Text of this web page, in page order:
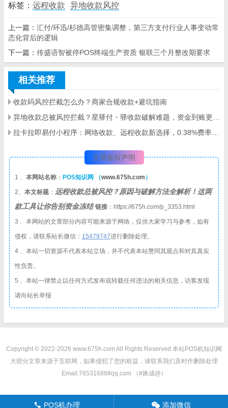
标签： 远程收款 异地收款风控
上一篇： 汇付/环迅/杉德高管密集调整，第三方支付行业人事变动常
态化背后的逻辑
下一篇： 传盛语智被停POS终端生产资质 银联三个月整改期要求
相关推荐
收款码风控拦截怎么办？商家合规收款+避坑指南
文章版权声明
1 、 本网站名称 ： POS知识网 （www.675h.com ）
2、 本文标题 ： 远程收款总被风控？原因与破解方法全解析！这两
款工具让你告别资金冻结链接 ：https://675h.com/p_3353.html
3 、本网站的文章部分内容可能来源于网络，仅供大家学习与参考，如有
侵权，请联系站长微信： 15479747进行删除处理。
4 、本站一切资源不代表本站立场，并不代表本站赞同其观点和对其真实
性负责。
5 、本站一律禁止以任何方式发布或转载任何违法的相关信息，访客发现
请向站长举报
Copyright © 2022-2026 www.675h.com All Rights Reserved.本站POS机知识网
大部分文章来源于互联网，如果侵犯了您的权益，请联系我们及时作删除处理
Email:76531688#qq.com （#换成@）
󦁁 POS机办理 󦘑 添加微信